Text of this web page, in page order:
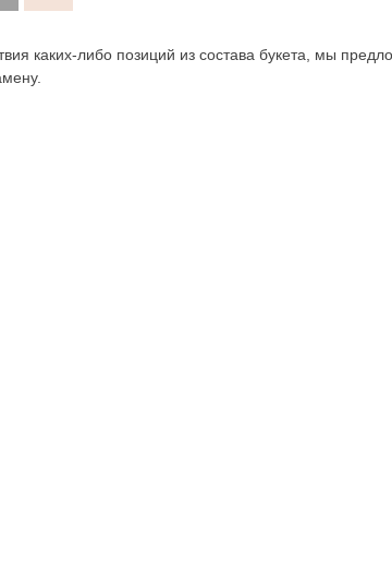
каких-либо позиций из состава букета, мы